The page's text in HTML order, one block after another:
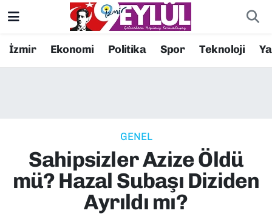
İzmir Ekonomi Politika Spor Teknoloji
GENEL
Sahipsizler Azize Öldü
mü? Hazal Subaşı Diziden
Ayrıldı mı?
Resmi İlanlar
EKONOMİ
KÜLTÜR SANAT
Konak Nöbetçi Eczaneler
Süper Lig Puan Durumu ve Fikstür
Tüm Manşetler
Son Dakika Haberleri